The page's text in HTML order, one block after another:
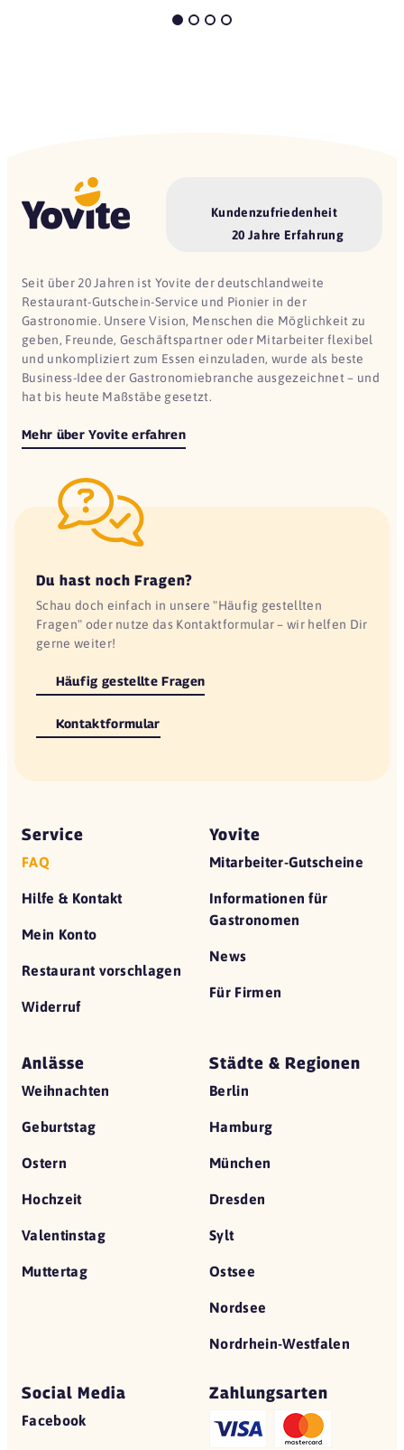
Kundenzufriedenheit
20 Jahre Erfahrung
Seit über 20 Jahren ist Yovite der deutschlandweite
Restaurant-Gutschein-Service und Pionier in der
Gastronomie. Unsere Vision, Menschen die Möglichkeit zu
geben, Freunde, Geschäftspartner oder Mitarbeiter flexibel
und unkompliziert zum Essen einzuladen, wurde als beste
Business-Idee der Gastronomiebranche ausgezeichnet – und
hat bis heute Maßstäbe gesetzt.
Mehr über Yovite erfahren
Du hast noch Fragen?
Schau doch einfach in unsere "Häufig gestellten
Fragen" oder nutze das Kontaktformular – wir helfen Dir
gerne weiter!
Häufig gestellte Fragen
Kontaktformular
Service
FAQ
Hilfe & Kontakt
Mein Konto
Restaurant vorschlagen
Widerruf
Yovite
Mitarbeiter-Gutscheine
Informationen für
Gastronomen
News
Für Firmen
Anlässe
Weihnachten
Geburtstag
Ostern
Hochzeit
Valentinstag
Muttertag
Städte & Regionen
Berlin
Hamburg
München
Dresden
Sylt
Ostsee
Nordsee
Nordrhein-Westfalen
Social Media
Facebook
Zahlungsarten